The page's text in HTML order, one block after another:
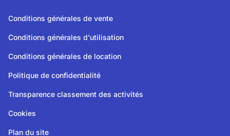
Conditions générales de vente
Conditions générales d'utilisation
Conditions générales de location
Politique de confidentialité
Transparence classement des activités
Cookies
Plan du site